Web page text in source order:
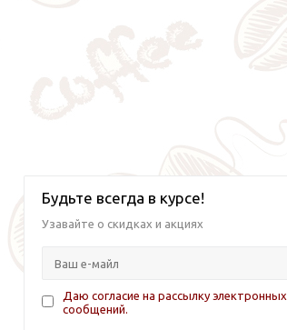
Будьте всегда в курсе!
Узавайте о скидках и акциях
Даю согласие на рассылку электронных
сообщений.